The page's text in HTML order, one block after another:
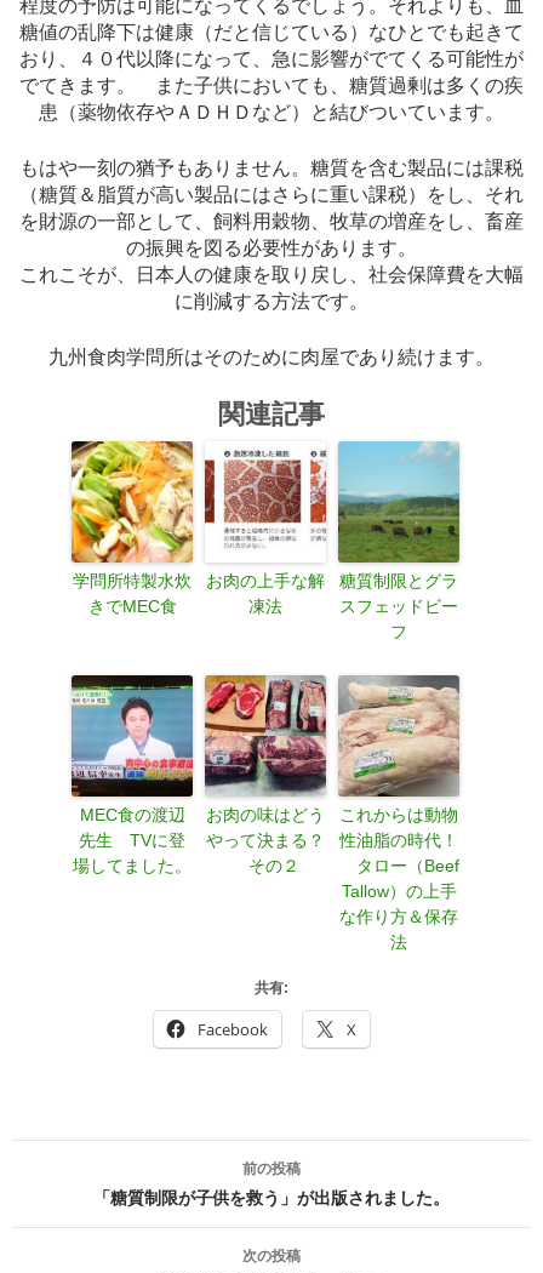
程度の予防は可能になってくるでしょう。それよりも、血
糖値の乱降下は健康（だと信じている）なひとでも起きて
おり、４０代以降になって、急に影響がでてくる可能性が
でてきます。 また子供においても、糖質過剰は多くの疾
患（薬物依存やＡＤＨＤなど）と結びついています。
もはや一刻の猶予もありません。糖質を含む製品には課税
（糖質＆脂質が高い製品にはさらに重い課税）をし、それ
を財源の一部として、飼料用穀物、牧草の増産をし、畜産
の振興を図る必要性があります。
これこそが、日本人の健康を取り戻し、社会保障費を大幅
に削減する方法です。
九州食肉学問所はそのために肉屋であり続けます。
関連記事
学問所特製水炊
きでMEC食
お肉の上手な解
凍法
糖質制限とグラ
スフェッドビー
フ
MEC食の渡辺
先生 TVに登
場してました。
お肉の味はどう
やって決まる？
その２
これからは動物
性油脂の時代！
タロー（Beef
Tallow）の上手
な作り方＆保存
法
共有:
Facebook X
前の投稿
「糖質制限が子供を救う」が出版されました。
次の投稿